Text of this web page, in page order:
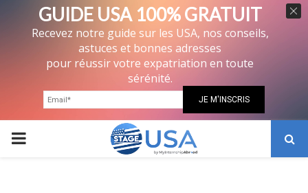
PRIMARY
GUIDE USA 100% GRATUIT
Recevez notre guide sur les USA, nos conseils,
astuces et bonnes adresses
pour réussir votre expatriation en toute
sérénité.